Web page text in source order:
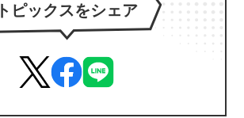
トピックスをシェア